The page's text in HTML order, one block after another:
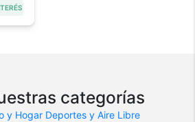
categorías
y Hogar Deportes y Aire Libre